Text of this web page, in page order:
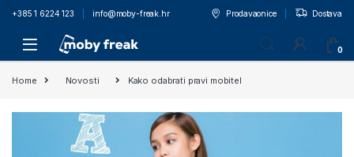
+385 1 6224 123 info@moby-freak.hr Prodavaonice Dostava
0
Home Novosti Kako odabrati pravi mobitel